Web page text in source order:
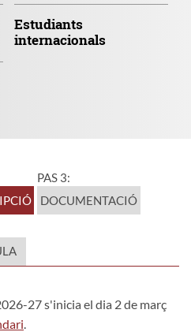
Estudiants
internacionals
PAS 3:
DOCUMENTACIÓ
27 s'inicia el dia 2 de març